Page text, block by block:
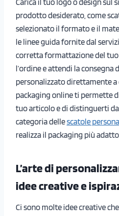
prodotto desiderato, come
selezionato il formato e il
le linee guida fornite dal
corretta formattazione del
l’ordine e attendi la consegna
personalizzato direttamente a
packaging online ti permette
tuo articolo e di distinguerti
categoria dellescatole
realizza il packaging più
L’arte di
idee creative e
Ci sono molte idee creative